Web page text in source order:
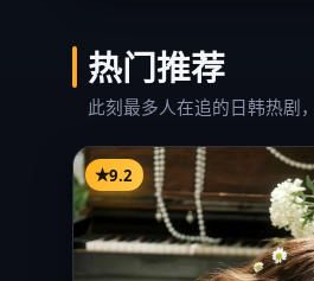
热门推荐
此刻最多人在追的日韩热剧
9.2